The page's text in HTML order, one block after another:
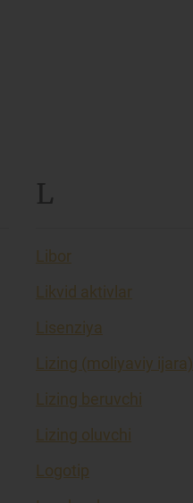
L
Libor
Likvid aktivlar
Lisenziya
Lizing (moliyaviy ijara)
Lizing beruvchi
Lizing oluvchi
Logotip